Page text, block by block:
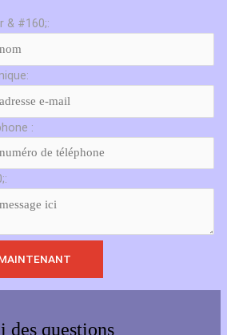
& #160;:
:
des questions